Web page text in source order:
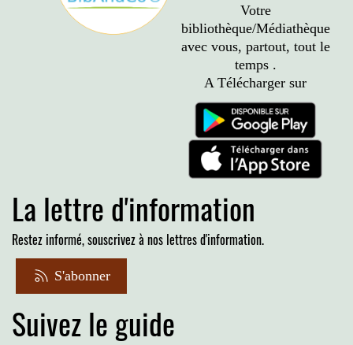
Votre
bibliothèque/Médiathèque
avec vous, partout, tout le
temps .
A Télécharger sur
La lettre d'information
Restez informé, souscrivez à nos lettres d'information.
S'abonner
Suivez le guide